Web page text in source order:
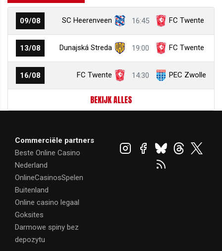
09/08 SC Heerenveen 16:45 FC Twente
13/08 Dunajská Streda 19:00 FC Twente
16/08 FC Twente 14:30 PEC Zwolle
BEKIJK ALLES
Commerciële partners
Beste Online Casino
Nederland
OnlineCasinosSpelen
Buitenland
Online casino legaal
Goksites
Darmowe spiny bez
depozytu